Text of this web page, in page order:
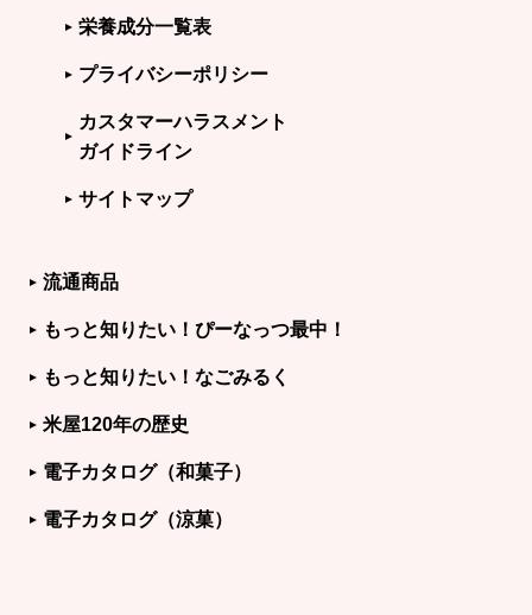
栄養成分一覧表
プライバシーポリシー
カスタマーハラスメント
ガイドライン
サイトマップ
流通商品
もっと知りたい！ぴーなっつ最中！
もっと知りたい！なごみるく
米屋120年の歴史
電子カタログ（和菓子）
電子カタログ（涼菓）